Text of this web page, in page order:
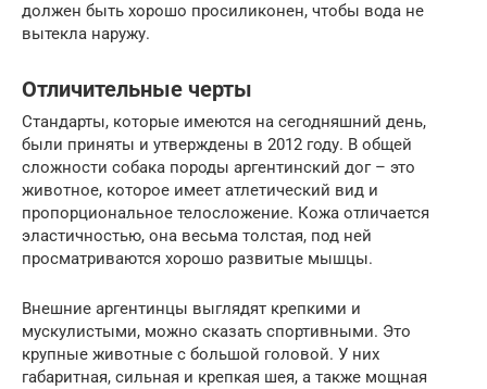
должен быть хорошо просиликонен, чтобы вода не
вытекла наружу.
Отличительные черты
Стандарты, которые имеются на сегодняшний день,
были приняты и утверждены в 2012 году. В общей
сложности собака породы аргентинский дог – это
животное, которое имеет атлетический вид и
пропорциональное телосложение. Кожа отличается
эластичностью, она весьма толстая, под ней
просматриваются хорошо развитые мышцы.
Внешние аргентинцы выглядят крепкими и
мускулистыми, можно сказать спортивными. Это
крупные животные с большой головой. У них
габаритная, сильная и крепкая шея, а также мощная